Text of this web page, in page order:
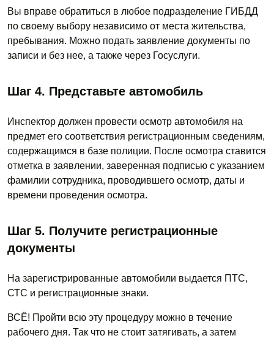
Вы вправе обратиться в любое подразделение ГИБДД
по своему выбору независимо от места жительства,
пребывания. Можно подать заявление документы по
записи и без нее, а также через Госуслуги.
Шаг 4. Представьте автомобиль
Инспектор должен провести осмотр автомобиля на
предмет его соответствия регистрационным сведениям,
содержащимся в базе полиции. После осмотра ставится
отметка в заявлении, заверенная подписью с указанием
фамилии сотрудника, проводившего осмотр, даты и
времени проведения осмотра.
Шаг 5. Получите регистрационные
документы
На зарегистрированные автомобили выдается ПТС,
СТС и регистрационные знаки.
ВСЁ! Пройти всю эту процедуру можно в течение
рабочего дня. Так что не стоит затягивать, а затем